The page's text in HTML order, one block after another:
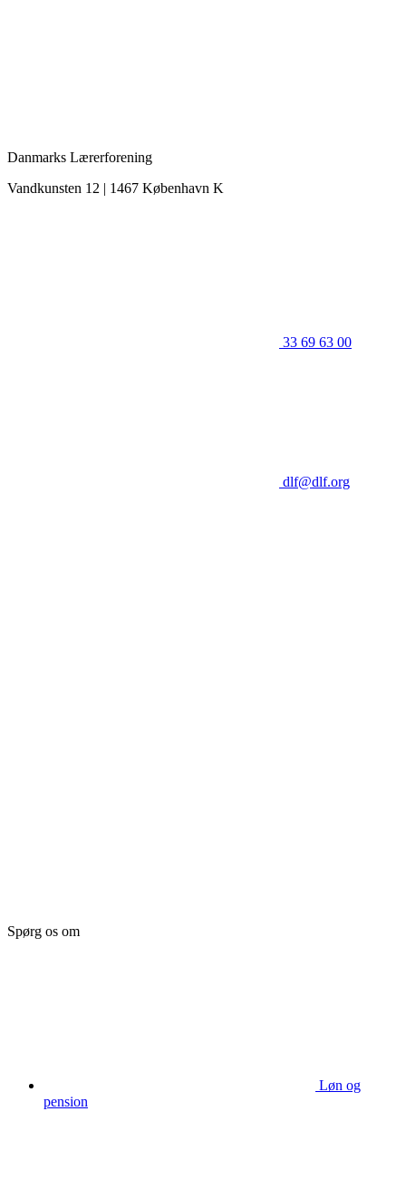
Danmarks Lærerforening
Vandkunsten 12 | 1467 København K
33 69 63 00
dlf@dlf.org
Spørg os om
Løn og
pension